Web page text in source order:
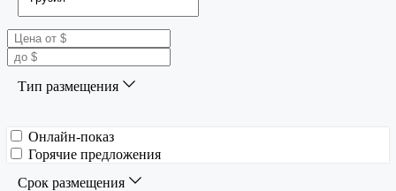
Тип размещения
Онлайн-показ
Горячие предложения
Срок размещения